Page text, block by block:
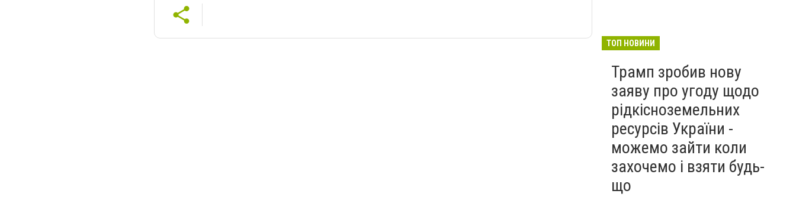
скасування пільги на
ТОП НОВИНИ
Трамп зробив нову
заяву про угоду щодо
рідкісноземельних
ресурсів України -
можемо зайти коли
захочемо і взяти будь-
що